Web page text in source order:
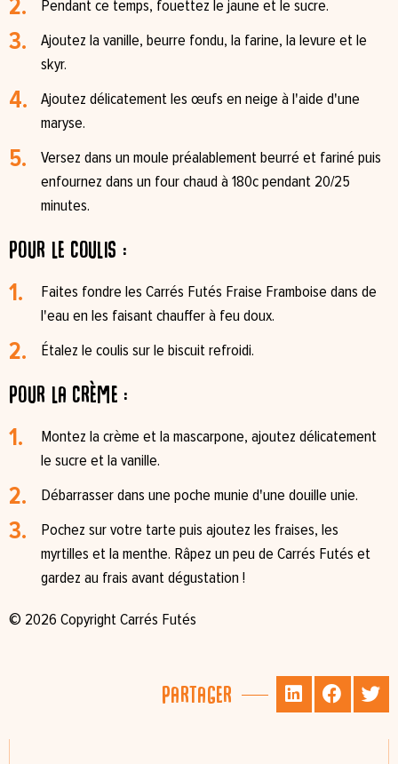
Pendant ce temps, fouettez le jaune et le sucre.
Ajoutez la vanille, beurre fondu, la farine, la levure et le
skyr.
Ajoutez délicatement les œufs en neige à l'aide d'une
maryse.
Versez dans un moule préalablement beurré et fariné puis
enfournez dans un four chaud à 180c pendant 20/25
minutes.
Pour le coulis :
Faites fondre les Carrés Futés Fraise Framboise dans de
l'eau en les faisant chauffer à feu doux.
Étalez le coulis sur le biscuit refroidi.
Pour la crème :
Montez la crème et la mascarpone, ajoutez délicatement
le sucre et la vanille.
Débarrasser dans une poche munie d'une douille unie.
Pochez sur votre tarte puis ajoutez les fraises, les
myrtilles et la menthe. Râpez un peu de Carrés Futés et
gardez au frais avant dégustation !
© 2026 Copyright Carrés Futés
Partager